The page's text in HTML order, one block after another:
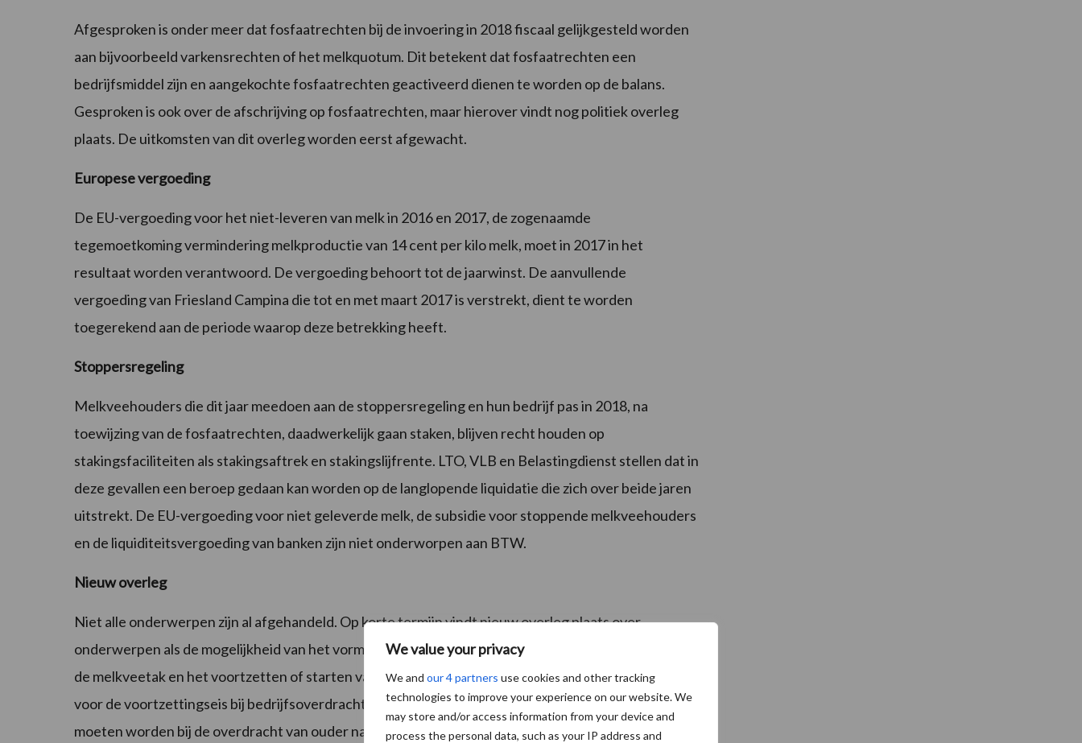
We value your privacy
We and our 4 partners use cookies and other tracking
technologies to improve your experience on our website. We
may store and/or access information from your device and
process the personal data, such as your IP address and
Afgesproken is onder meer dat fosfaatrechten bij de invoering in 2018 fiscaal gelijkgesteld worden
aan bijvoorbeeld varkensrechten of het melkquotum. Dit betekent dat fosfaatrechten een
bedrijfsmiddel zijn en aangekochte fosfaatrechten geactiveerd dienen te worden op de balans.
Gesproken is ook over de afschrijving op fosfaatrechten, maar hierover vindt nog politiek overleg
plaats. De uitkomsten van dit overleg worden eerst afgewacht.
Europese vergoeding
De EU-vergoeding voor het niet-leveren van melk in 2016 en 2017, de zogenaamde
tegemoetkoming vermindering melkproductie van 14 cent per kilo melk, moet in 2017 in het
resultaat worden verantwoord. De vergoeding behoort tot de jaarwinst. De aanvullende
vergoeding van Friesland Campina die tot en met maart 2017 is verstrekt, dient te worden
toegerekend aan de periode waarop deze betrekking heeft.
Stoppersregeling
Melkveehouders die dit jaar meedoen aan de stoppersregeling en hun bedrijf pas in 2018, na
toewijzing van de fosfaatrechten, daadwerkelijk gaan staken, blijven recht houden op
stakingsfaciliteiten als stakingsaftrek en stakingslijfrente. LTO, VLB en Belastingdienst stellen dat in
deze gevallen een beroep gedaan kan worden op de langlopende liquidatie die zich over beide jaren
uitstrekt. De EU-vergoeding voor niet geleverde melk, de subsidie voor stoppende melkveehouders
en de liquiditeitsvergoeding van banken zijn niet onderworpen aan BTW.
Nieuw overleg
Niet alle onderwerpen zijn al afgehandeld. Op korte termijn vindt nieuw overleg plaats over
onderwerpen als de mogelijkheid van het vormen van een herinvesteringsreserve bij het staken van
de melkveetak en het voortzetten of starten van een nieuwe activiteit. Ook is aandacht gevraagd
voor de voortzettingseis bij bedrijfsoverdrachten en hoe toekomstige fosfaatrechten gewaardeerd
moeten worden bij de overdracht van ouder naar kind. De stand van zaken staat indit overzicht